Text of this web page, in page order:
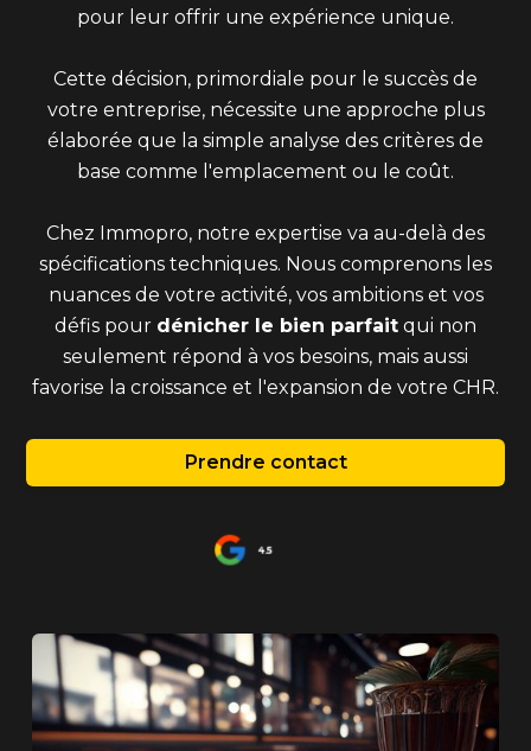
pour leur offrir une expérience unique.
Cette décision, primordiale pour le succès de
votre entreprise, nécessite une approche plus
élaborée que la simple analyse des critères de
base comme l'emplacement ou le coût.
Chez Immopro, notre expertise va au-delà des
spécifications techniques. Nous comprenons les
nuances de votre activité, vos ambitions et vos
défis pour dénicher le bien parfait qui non
seulement répond à vos besoins, mais aussi
favorise la croissance et l'expansion de votre CHR.
Prendre contact
4.5